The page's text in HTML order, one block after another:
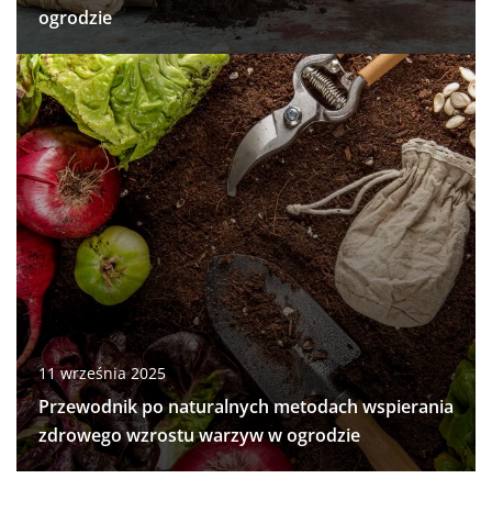
ogrodzie
11 września 2025
Przewodnik po naturalnych metodach wspierania
zdrowego wzrostu warzyw w ogrodzie